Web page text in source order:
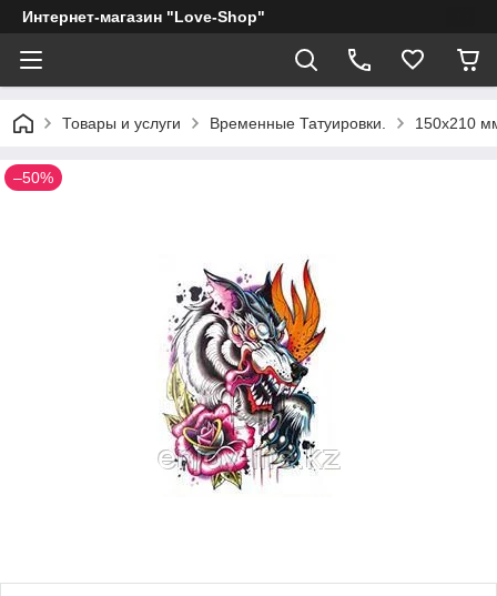
Интернет-магазин "Love-Shop"
Товары и услуги Временные Татуировки. 150х210
–50%